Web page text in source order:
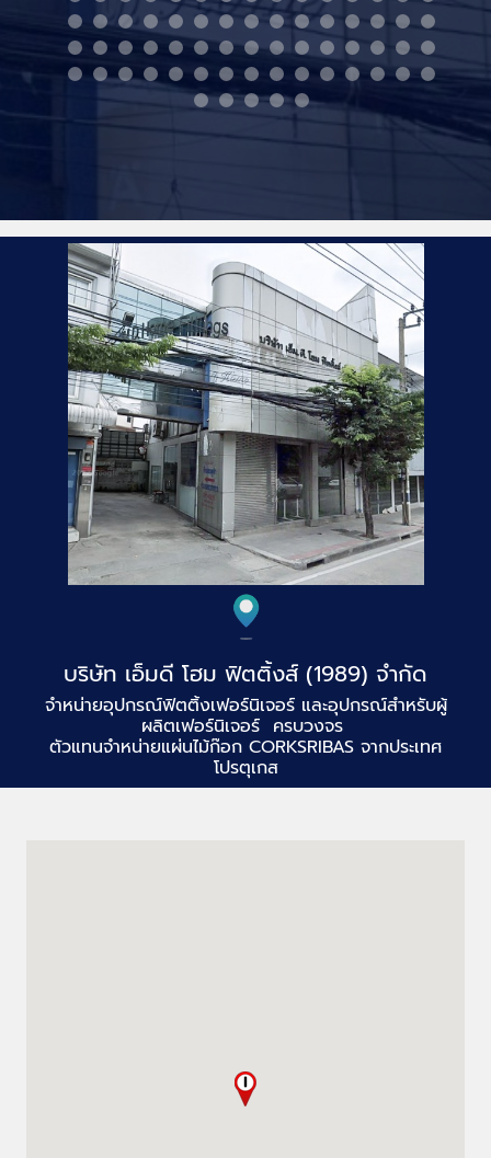
บริษัท เอ็มดี โฮม ฟิตติ้งส์ (1989) จำกัด
จำหน่ายอุปกรณ์ฟิตติ้งเฟอร์นิเจอร์ และอุปกรณ์สำหรับผู้
ผลิตเฟอร์นิเจอร์ ครบวงจร
ตัวแทนจำหน่ายแผ่นไม้ก๊อก CORKSRIBAS จากประเทศ
โปรตุเกส